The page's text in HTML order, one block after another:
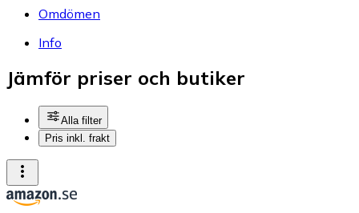
Omdömen
Info
Jämför priser och butiker
Alla filter
Pris inkl. frakt